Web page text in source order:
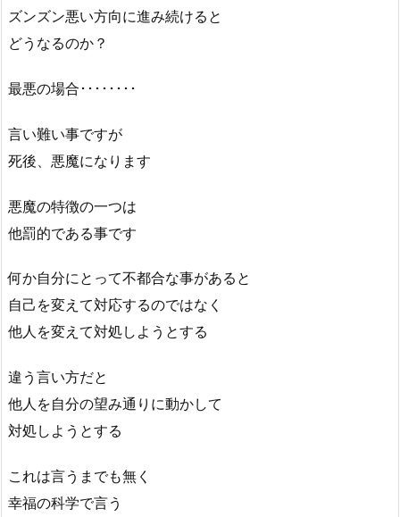
ズンズン悪い方向に進み続けると
どうなるのか？
最悪の場合････････
言い難い事ですが
死後、悪魔になります
悪魔の特徴の一つは
他罰的である事です
何か自分にとって不都合な事があると
自己を変えて対応するのではなく
他人を変えて対処しようとする
違う言い方だと
他人を自分の望み通りに動かして
対処しようとする
これは言うまでも無く
幸福の科学で言う